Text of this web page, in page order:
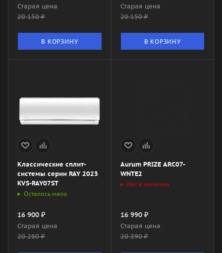
Старая цена
20 150₽
В КОРЗИНУ
Старая цена
20 150₽
В КОРЗИНУ
Классические сплит-
системы серии RAY 2023
KVS-RAY07ST
Осталось мало
16 900 ₽
Старая цена
20 280₽
Aurum PRIZE ARC07-
WNTE2
Нет в наличии
16 990₽
Старая цена
20 390₽